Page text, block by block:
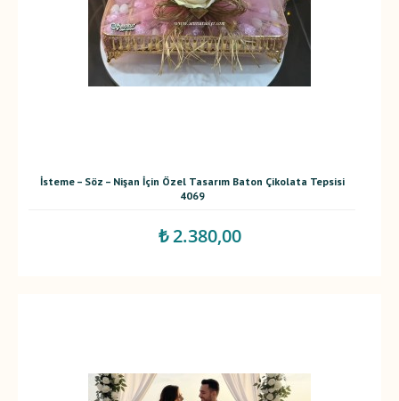
İsteme – Söz – Nişan İçin Özel Tasarım Baton Çikolata Tepsisi
4069
₺ 2.380,00